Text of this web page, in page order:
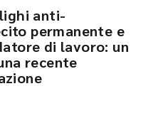
anti-
permanente e
di lavoro: un
recente